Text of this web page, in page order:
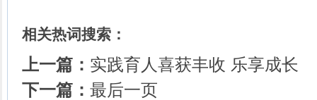
相关热词搜索：
上一篇： 实践育人喜获丰收 乐享成长
下一篇： 最后一页